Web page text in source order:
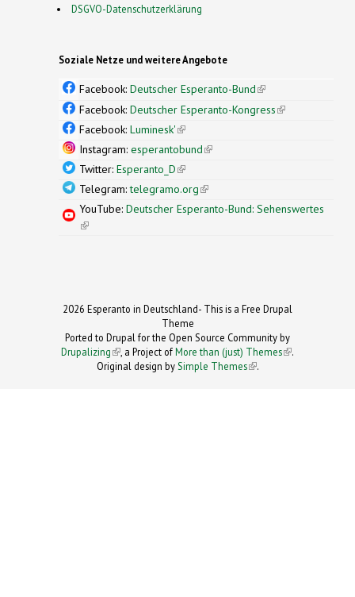
DSGVO-Datenschutzerklärung
Soziale Netze und weitere Angebote
Facebook: Deutscher Esperanto-Bund(link is
external)
Facebook: Deutscher Esperanto-Kongress(link is
Facebook: Luminesk'(link is external)
Instagram: esperantobund(link is external)
Twitter: Esperanto_D(link is external)
Telegram:telegramo.org(link is external)
YouTube: Deutscher Esperanto-Bund: Sehenswertes
(link is external)
2026 Esperanto in Deutschland- This is a Free Drupal
Theme
Ported to Drupal for the Open Source Community by
Drupalizing(link is external)
, a Project ofMore than (just) Themes (link is
.
Original design bySimple Themes
(link is
.